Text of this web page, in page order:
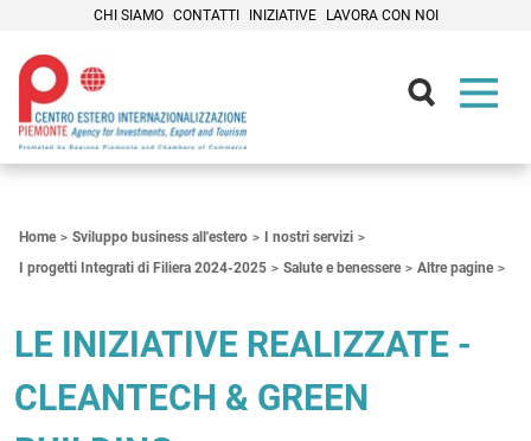
CHI SIAMO CONTATTI INIZIATIVE LAVORA CON NOI
Home Sviluppo business all'estero
I nostri servizi
I progetti Integrati di Filiera 2024-2025
Salute e benessere Altre pagine
LE INIZIATIVE REALIZZATE -
CLEANTECH & GREEN